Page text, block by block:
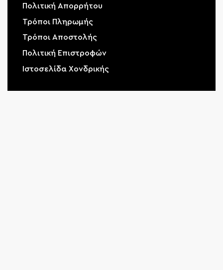
Πολιτική Απορρήτου
Τρόποι Πληρωμής
Τρόποι Αποστολής
Πολιτική Επιστροφών
Ιστοσελίδα Χονδρικής